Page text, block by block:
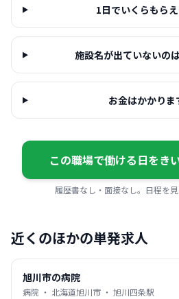
1日でいくらもら
施設名が出ていないの
お金はかかりま
この職場で働ける日をき
履歴書なし・面接なし。日程を
近くのほかの単発求人
旭川市の病院
病院 ・ 北海道旭川市 ・ 旭川四条駅